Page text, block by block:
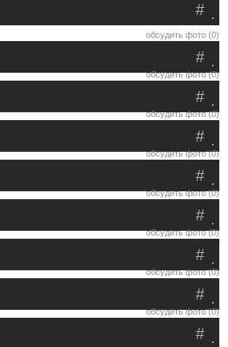
.
#
обсудить фото (0)
.
#
обсудить фото (0)
.
#
обсудить фото (0)
.
#
обсудить фото (0)
.
#
обсудить фото (0)
.
#
обсудить фото (0)
.
#
обсудить фото (0)
.
#
обсудить фото (0)
.
#